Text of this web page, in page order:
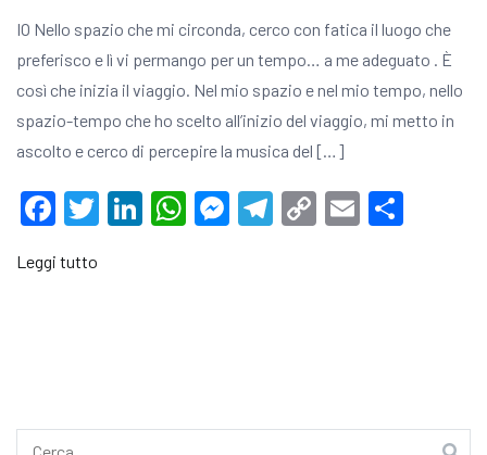
IO Nello spazio che mi circonda, cerco con fatica il luogo che
preferisco e lì vi permango per un tempo… a me adeguato . È
così che inizia il viaggio. Nel mio spazio e nel mio tempo, nello
spazio-tempo che ho scelto all’inizio del viaggio, mi metto in
ascolto e cerco di percepire la musica del […]
Facebook
Twitter
LinkedIn
WhatsApp
Messenger
Telegram
CopyEmail
Leggi tutto
Ricerca